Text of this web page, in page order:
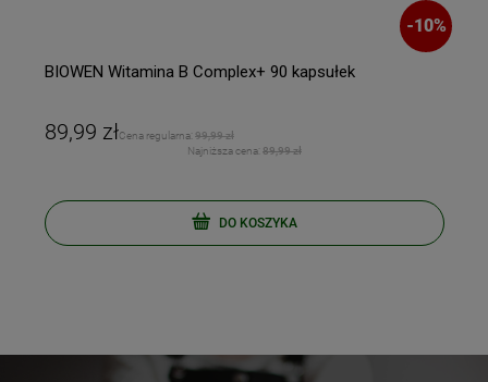
-10%
BIOWEN Witamina B Complex+ 90 kapsułek
89,99 złCena regularna: 99,99 zł
Najniższa cena: 89,99 zł
DO KOSZYKA